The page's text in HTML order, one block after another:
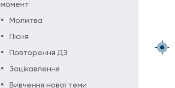
момент
Молитва
Пісня
Повторення ДЗ
Зацікавлення
Вивчення нової теми